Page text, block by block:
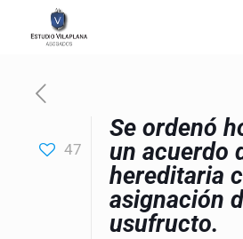
47
Se ordenó
un acuerdo
hereditaria
asignación
usufructo.
Estudio Vilaplana Abogados